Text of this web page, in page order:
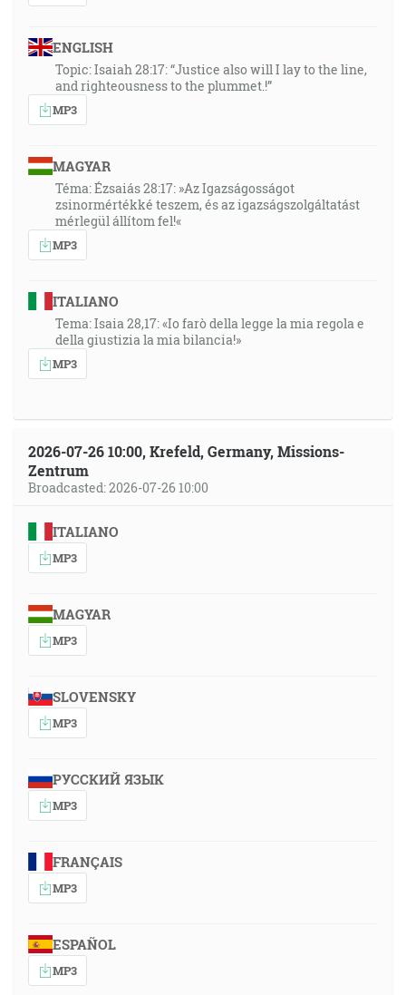
ENGLISH
Topic: Isaiah 28:17: “Justice also will I lay to the line,
and righteousness to the plummet.!”
MP3
MAGYAR
Téma: Ézsaiás 28:17: »Az Igazságosságot
zsinormértékké teszem, és az igazságszolgáltatást
mérlegül állítom fel!«
MP3
ITALIANO
Tema: Isaia 28,17: «Io farò della legge la mia regola e
della giustizia la mia bilancia!»
MP3
2026-07-26 10:00, Krefeld, Germany, Missions-
Zentrum
Broadcasted: 2026-07-26 10:00
ITALIANO
MP3
MAGYAR
MP3
SLOVENSKY
MP3
РУССКИЙ ЯЗЫК
MP3
FRANÇAIS
MP3
ESPAÑOL
MP3